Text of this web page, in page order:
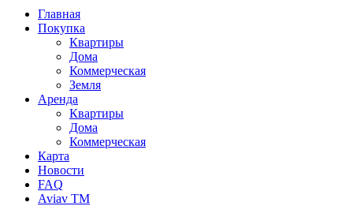
Главная
Покупка
Квартиры
Дома
Коммерческая
Земля
Аренда
Квартиры
Дома
Коммерческая
Карта
Новости
FAQ
Aviav TM